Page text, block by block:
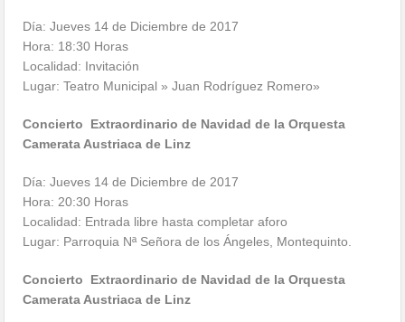
Día: Jueves 14 de Diciembre de 2017
Hora: 18:30 Horas
Localidad: Invitación
Lugar: Teatro Municipal » Juan Rodríguez Romero»
Concierto Extraordinario de Navidad de la Orquesta
Camerata Austriaca de Linz
Día: Jueves 14 de Diciembre de 2017
Hora: 20:30 Horas
Localidad: Entrada libre hasta completar aforo
Lugar: Parroquia Nª Señora de los Ángeles, Montequinto.
Concierto Extraordinario de Navidad de la Orquesta
Camerata Austriaca de Linz